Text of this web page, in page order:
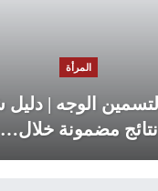
المرأة
نتائج مضمونة خلال…